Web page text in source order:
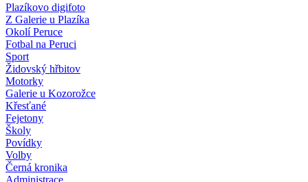
Plazíkovo digifoto
Z Galerie u Plazíka
Okolí Peruce
Fotbal na Peruci
Sport
Židovský hřbitov
Motorky
Galerie u Kozorožce
Křesťané
Fejetony
Školy
Povídky
Volby
Černá kronika
Administrace